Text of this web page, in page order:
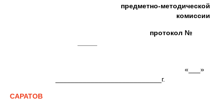
предметно-методической
комиссии
протокол №
«___»
___________________________г.
САРАТОВ